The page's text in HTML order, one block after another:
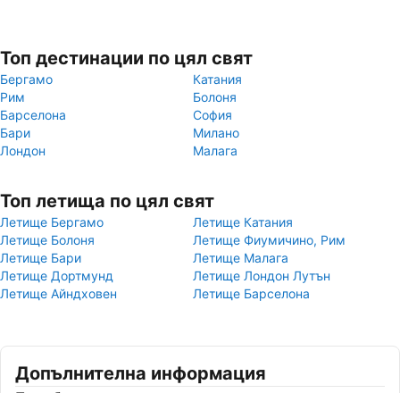
Топ дестинации по цял свят
Бергамо
Катания
Рим
Болоня
Барселона
София
Бари
Милано
Лондон
Малага
Топ летища по цял свят
Летище Бергамо
Летище Катания
Летище Болоня
Летище Фиумичино, Рим
Летище Бари
Летище Малага
Летище Дортмунд
Летище Лондон Лутън
Летище Айндховен
Летище Барселона
Допълнителна информация